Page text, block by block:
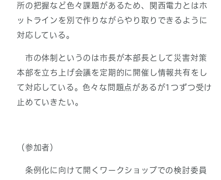
所の把握など色々課題があるため、関西電力とはホ
ットラインを別で作りながらやり取りできるように
対応している。
市の体制というのは市長が本部長として災害対策
本部を立ち上げ会議を定期的に開催し情報共有をし
て対応している。色々な問題点があるが1つずつ受け
止めていきたい。
（参加者）
条例化に向けて開くワークショップでの検討委員